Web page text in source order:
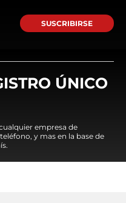
SUSCRIBIRSE
ÚNICO
empresa de
y mas en la base de